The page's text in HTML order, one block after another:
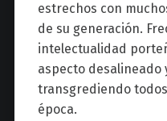
estrechos con
de su generación. F
intelectualidad
aspecto desalineado
transgrediendo
época.